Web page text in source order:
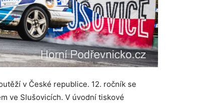
v České republice. 12. ročník se
ve Slušovicích. V úvodní tiskové